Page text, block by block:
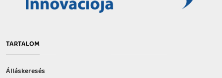
TARTALOM
Álláskeresés